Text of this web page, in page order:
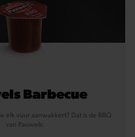
Barbecue
elk vuur aanwakkert? Dat is de BBQ
van Pauwels.